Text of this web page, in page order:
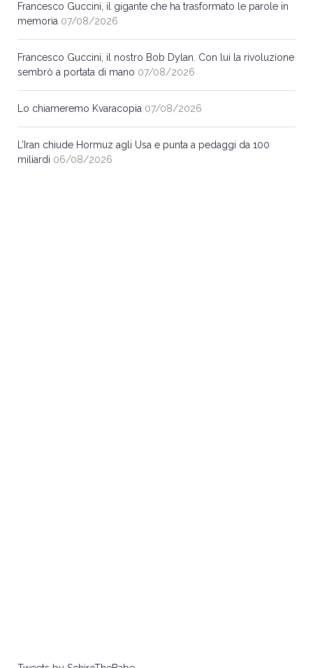
Francesco Guccini, il gigante che ha trasformato le parole in
memoria 07/08/2026
Francesco Guccini, il nostro Bob Dylan. Con lui la rivoluzione
sembrò a portata di mano 07/08/2026
Lo chiameremo Kvaracopia 07/08/2026
L’Iran chiude Hormuz agli Usa e punta a pedaggi da 100
miliardi 06/08/2026